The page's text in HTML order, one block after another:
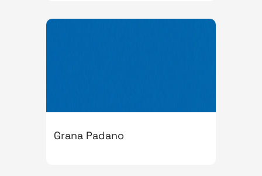
Grana Padano